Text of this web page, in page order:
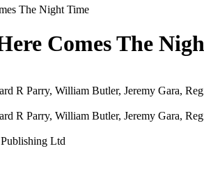
The Night Time
Comes The
R Parry, William Butler, Jeremy Gara,
R Parry, William Butler, Jeremy Gara,
Ltd